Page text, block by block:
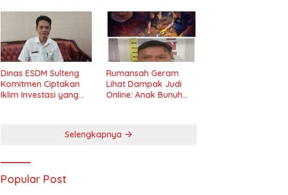
Dinas ESDM Sulteng
Komitmen Ciptakan
Iklim Investasi yang
Rumansah Geram
Lihat Dampak Judi
Online: Anak Bunuh
Selengkapnya
Popular Post